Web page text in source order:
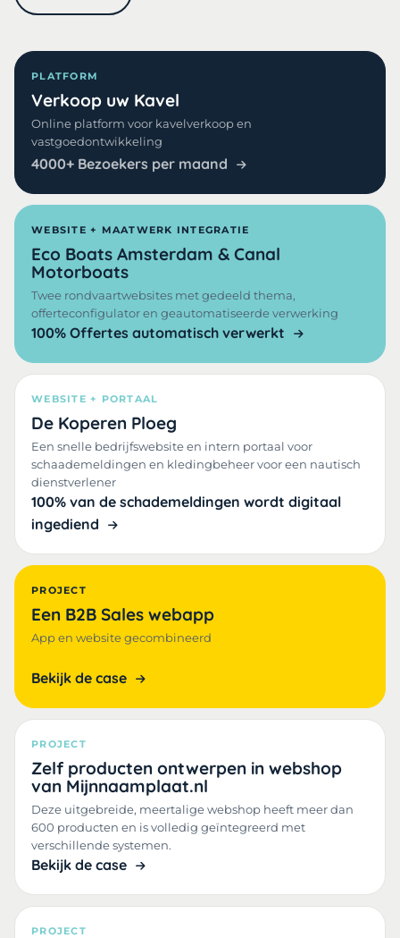
PLATFORM
Verkoop uw Kavel
Online platform voor kavelverkoop en
vastgoedontwikkeling
4000+ Bezoekers per maand
WEBSITE + MAATWERK INTEGRATIE
Eco Boats Amsterdam & Canal
Motorboats
Twee rondvaartwebsites met gedeeld thema,
offerteconfigulator en geautomatiseerde verwerking
100% Offertes automatisch verwerkt
WEBSITE + PORTAAL
De Koperen Ploeg
Een snelle bedrijfswebsite en intern portaal voor
schaademeldingen en kledingbeheer voor een nautisch
dienstverlener
100% van de schademeldingen wordt digitaal
ingediend
PROJECT
Een B2B Sales webapp
App en website gecombineerd
Bekijk de case
PROJECT
Zelf producten ontwerpen in webshop
van Mijnnaamplaat.nl
Deze uitgebreide, meertalige webshop heeft meer dan
600 producten en is volledig geïntegreerd met
verschillende systemen.
Bekijk de case
PROJECT